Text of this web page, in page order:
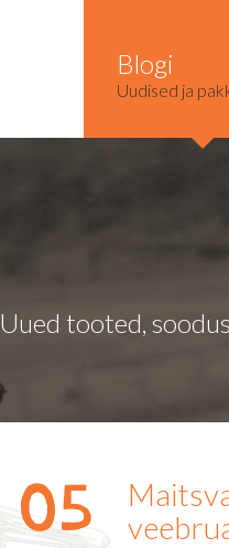
Blogi
Uudised ja
Uued tooted,
05